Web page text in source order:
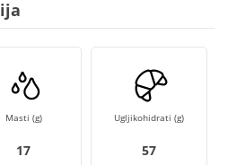
Masti (g)
17
Ugljikohidrati (g)
57